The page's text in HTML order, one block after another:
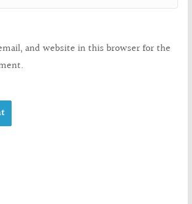
and website in this browser for the